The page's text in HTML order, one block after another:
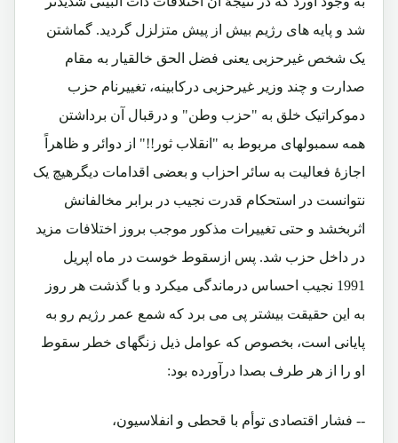
شد و پایه های رژیم بیش از پیش متزلزل گردید. گماشتن
یک شخص غیرحزبی یعنی فضل الحق خالقیار به مقام
صدارت و چند وزیر غیرحزبی درکابینه، تغییرنام حزب
دموکراتیک خلق به "حزب وطن" و درقبال آن برداشتن
همه سمبولهای مربوط به "انقلاب ثور!!" از دوائر و ظاهراً
اجازۀ فعالیت به سائر احزاب و بعضی اقدامات دیگرهیچ یک
نتوانست در استحکام قدرت نجیب در برابر مخالفانش
اثربخشد و حتی تغییرات مذکور موجب بروز اختلافات مزید
در داخل حزب شد. پس ازسقوط خوست در ماه اپریل
1991 نجیب احساس درماندگی میکرد و با گذشت هر روز
به این حقیقت بیشتر پی می برد که شمع عمر رژیم رو به
پایانی است، بخصوص که عوامل ذیل زنگهای خطر سقوط
او را از هر طرف بصدا درآورده بود:
-- فشار اقتصادی توأم با قحطی و انفلاسیون،